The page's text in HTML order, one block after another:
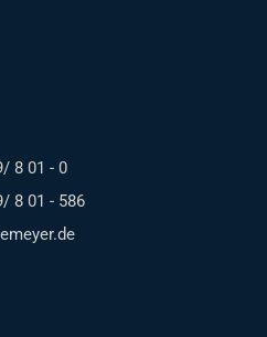
8 01 - 0
8 01 - 586